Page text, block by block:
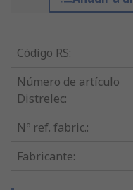
Código RS:
Número de artículo
Distrelec:
Nº ref. fabric.:
Fabricante: